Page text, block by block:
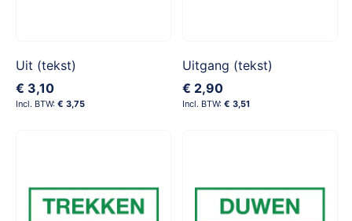
Uit (tekst)
€ 3,10
€ 3,75
Uitgang (tekst)
€ 2,90
€ 3,51